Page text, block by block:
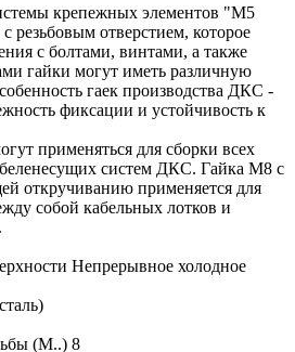
крепежных элементов "M5
резьбовым отверстием, которое
с болтами, винтами, а также
гайки могут иметь различную
гаек производства ДКС -
фиксации и устойчивость к
применяться для сборки всех
систем ДКС. Гайка М8 с
откручиванию применяется для
собой кабельных лотков и
Непрерывное холодное
(М..) 8